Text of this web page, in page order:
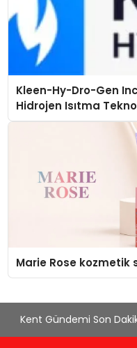
Kleen-Hy-Dro-Gen
Hidrojen Isıtma
Düzenleyici
Marie Rose kozmetik
Kent Gündemi Son